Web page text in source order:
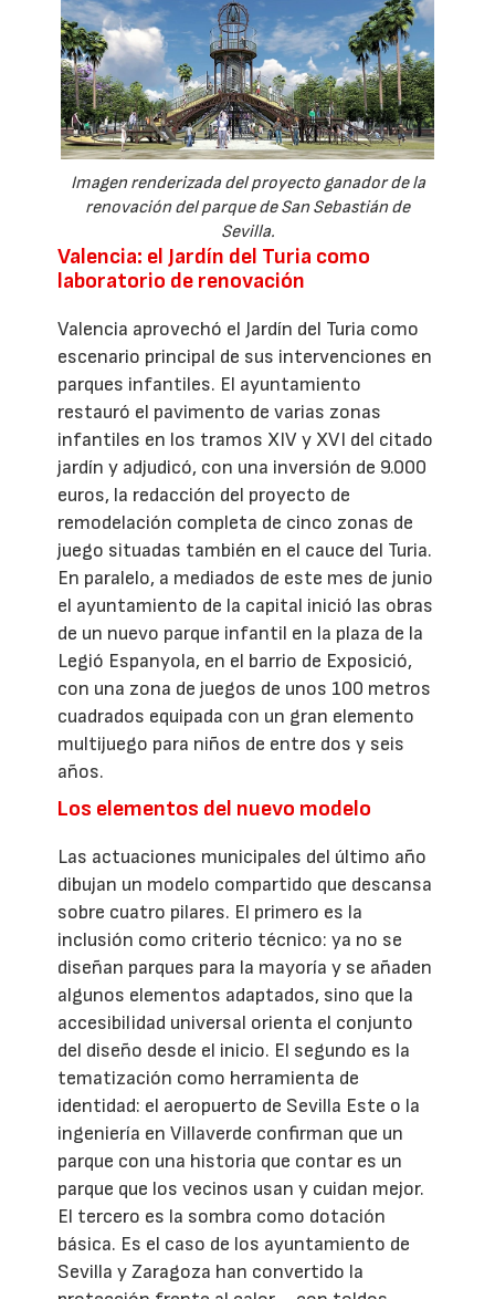
Imagen renderizada del proyecto ganador de la
renovación del parque de San Sebastián de
Sevilla.
Valencia: el Jardín del Turia como
laboratorio de renovación
Valencia aprovechó el Jardín del Turia como
escenario principal de sus intervenciones en
parques infantiles. El ayuntamiento
restauró el pavimento de varias zonas
infantiles en los tramos XIV y XVI del citado
jardín y adjudicó, con una inversión de 9.000
euros, la redacción del proyecto de
remodelación completa de cinco zonas de
juego situadas también en el cauce del Turia.
En paralelo, a mediados de este mes de junio
el ayuntamiento de la capital inició las obras
de un nuevo parque infantil en la plaza de la
Legió Espanyola, en el barrio de Exposició,
con una zona de juegos de unos 100 metros
cuadrados equipada con un gran elemento
multijuego para niños de entre dos y seis
años.
Los elementos del nuevo modelo
Las actuaciones municipales del último año
dibujan un modelo compartido que descansa
sobre cuatro pilares. El primero es la
inclusión como criterio técnico: ya no se
diseñan parques para la mayoría y se añaden
algunos elementos adaptados, sino que la
accesibilidad universal orienta el conjunto
del diseño desde el inicio. El segundo es la
tematización como herramienta de
identidad: el aeropuerto de Sevilla Este o la
ingeniería en Villaverde confirman que un
parque con una historia que contar es un
parque que los vecinos usan y cuidan mejor.
El tercero es la sombra como dotación
básica. Es el caso de los ayuntamiento de
Sevilla y Zaragoza han convertido la